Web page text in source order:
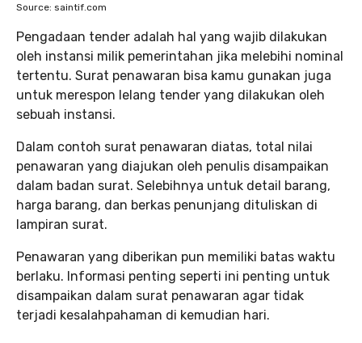
Source: saintif.com
Pengadaan tender adalah hal yang wajib dilakukan
oleh instansi milik pemerintahan jika melebihi nominal
tertentu. Surat penawaran bisa kamu gunakan juga
untuk merespon lelang tender yang dilakukan oleh
sebuah instansi.
Dalam contoh surat penawaran diatas, total nilai
penawaran yang diajukan oleh penulis disampaikan
dalam badan surat. Selebihnya untuk detail barang,
harga barang, dan berkas penunjang dituliskan di
lampiran surat.
Penawaran yang diberikan pun memiliki batas waktu
berlaku. Informasi penting seperti ini penting untuk
disampaikan dalam surat penawaran agar tidak
terjadi kesalahpahaman di kemudian hari.